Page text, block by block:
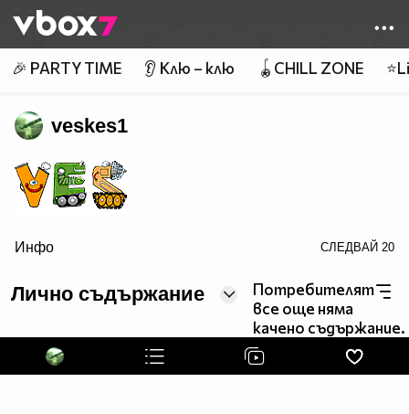
👾
🎉 PARTY TIME 👂 Клю – клю 🪀CHILL ZONE
veskes1
Инфо СЛЕДВАЙ 20
Лично съдържание
Потребителят
все още няма
качено съдържание.